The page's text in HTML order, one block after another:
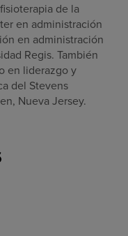
de la
en administración
en administración
Regis. También
en liderazgo y
del Stevens
Nueva Jersey.